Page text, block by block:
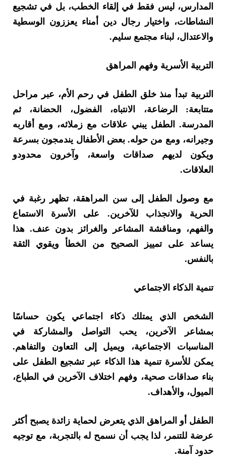
المدارس، ليس فقط في إلقاء الخطب، بل في تشجيع
النشاطات، واختيار رجال دين أمناء يعززون الوسطية
والاعتدال، لبناء مجتمع سليم.
التربية الأسرية وفهم المراهق
التربية تبدأ منذ خلق الطفل في رحم الأم، عبر مراحل
متتابعة: الرضاعة، الانتباه، الفضول، الحضانة، ثم
المدرسة. الطفل يبني علاقات مع زملائه، ومع أقاربه
وجيرانه، ومع من حوله. بعض الأطفال يندمجون بسرعة
ويكون لديهم صداقات واسعة، وآخرون محدودو
العلاقات.
مع وصول الطفل إلى سن المراهقة، تظهر رغبة في
الحرية والانجذاب للآخرين. على الأسرة الاستماع
والفهم، ومناقشة المشاعر والغرائز بدون عنف. هذا
يساعد على تمييز الصحيح من الخطأ ويقوي الثقة
بالنفس.
تنمية الذكاء الاجتماعي
الشخص الذي يمتلك ذكاء اجتماعي يكون حساسًا
بمشاعر الآخرين، يحب التواصل والمشاركة في
المناسبات الاجتماعية، ويميل إلى التعاون والتفاهم.
يمكن للأسرة تنمية هذا الذكاء عبر تشجيع الطفل على
بناء صداقات صحية، وفهم اختلاف الآخرين في الطباع،
الميول، والأهداف.
الطفل أو المراهق الذي يتعرض لحماية زائدة يصبح أكثر
عرضة للتنمر، لذا يجب أن نسمح له بالتجربة، مع توجيه
حدود آمنة.